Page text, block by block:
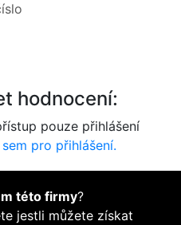
hodnocení:
pouze přihlášení
pro přihlášení.
této firmy?
jestli můžete získat